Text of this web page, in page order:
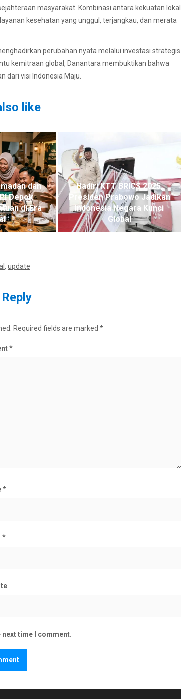
masyarakat. Kombinasi antara kekuatan lokal
kesehatan yang unggul, terjangkau, dan merata
perubahan nyata melalui investasi strategis
kemitraan global, Danantara membuktikan bahwa
dari visi Indonesia Maju.
like
dan
Depok
di Era
Hadiri KTT BRICS 2025,
Presiden Prabowo Jadikan
Indonesia Negara Kunci
Global
, update
Required fields are marked *
*
*
*
time I comment.